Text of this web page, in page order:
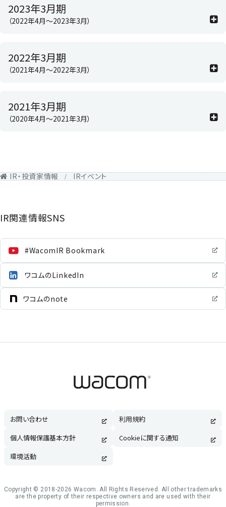
2023年3月期
（2022年4月～2023年3月）
2022年3月期
（2021年4月～2022年3月）
2021年3月期
（2020年4月～2021年3月）
IR・投資家情報 IRイベント
IR関連情報SNS
#WacomIR Bookmark
ワコムのLinkedIn
ワコムのnote
お問い合わせ
利用規約
個人情報保護基本方針
Cookieに関する通知
環境活動
Copyright © 2018-2026 Wacom. All Rights Reserved. All other trademarks
are the property of their respective owners and are used with their
permission.